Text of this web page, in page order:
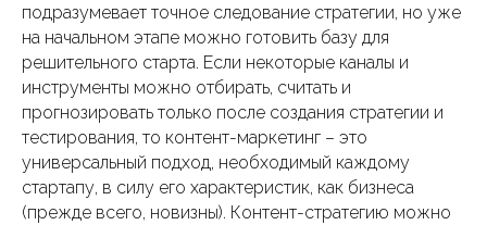
подразумевает точное следование стратегии, но уже
на начальном этапе можно готовить базу для
решительного старта. Если некоторые каналы и
инструменты можно отбирать, считать и
прогнозировать только после создания стратегии и
тестирования, то контент-маркетинг – это
универсальный подход, необходимый каждому
стартапу, в силу его характеристик, как бизнеса
(прежде всего, новизны). Контент-стратегию можно